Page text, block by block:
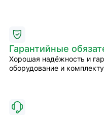
Гарантийные
Хорошая надёжность и
оборудование и